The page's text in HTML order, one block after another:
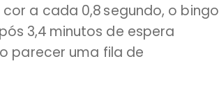
a cada 0,8 segundo, o bingo
3,4 minutos de espera
parecer uma fila de